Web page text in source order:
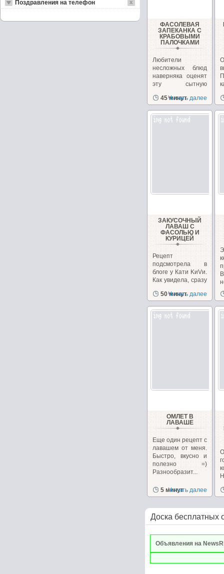
ФАСОЛЕВАЯ
ЗАПЕКАНКА С
КРАБОВЫМИ
ПАЛОЧКАМИ
Любители
несложных блюд
наверняка оценят
эту сытную
фасоли.
45 минут
Читать далее
ЗАКУСОЧНЫЙ
ЛАВАШ С
ФАСОЛЬЮ И
КУРИЦЕЙ
Рецепт
подсмотрела в
блоге у Кати KиVи.
Как увидела, сразу
приготовить....
50 минут
Читать далее
ОМЛЕТ В
ЛАВАШЕ
Еще один рецепт с
лавашем от меня.
Быстро, вкусно и
полезно =)
Разнообразит...
5 минут
Читать далее
Доска бесплатных
Объявления на
Поздравления на телефон